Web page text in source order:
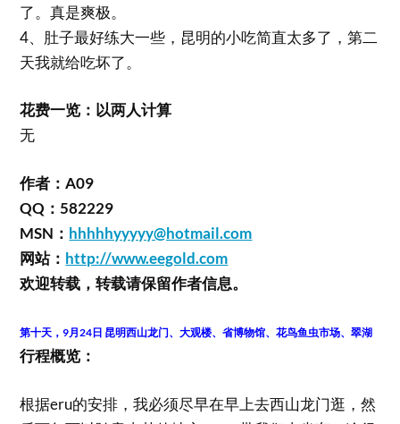
了。真是爽极。
4、肚子最好练大一些，昆明的小吃简直太多了，第二
天我就给吃坏了。
花费一览：以两人计算
无
作者：A09
QQ：582229
MSN： hhhhhyyyyy@hotmail.com
网站： http://www.eegold.com
欢迎转载，转载请保留作者信息。
第十天，9月24日 昆明西山龙门、大观楼、省博物馆、花鸟鱼虫市场、翠湖
行程概览：
根据eru的安排，我必须尽早在早上去西山龙门逛，然